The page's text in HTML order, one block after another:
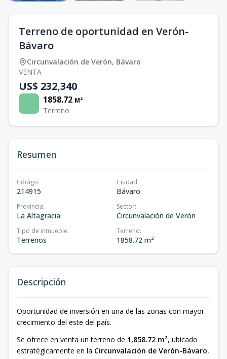
Terreno de oportunidad en Verón-
Bávaro
Circunvalación de Verón, Bávaro
VENTA
US$ 232,340
1858.72 M²
Terreno
Resumen
Código:
214915
Ciudad:
Bávaro
Provincia:
La Altagracia
Sector:
Circunvalación de Verón
Tipo de inmueble:
Terrenos
Terreno:
1858.72 m²
Descripción
Oportunidad de inversión en una de las zonas con mayor
crecimiento del este del país.
Se ofrece en venta un terreno de 1,858.72 m², ubicado
estratégicamente en la Circunvalación de Verón-Bávaro,